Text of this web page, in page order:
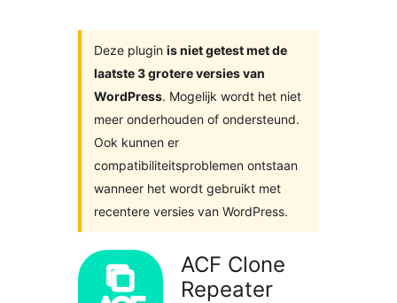
Deze plugin is niet getest met de
laatste 3 grotere versies van
WordPress. Mogelijk wordt het niet
meer onderhouden of ondersteund.
Ook kunnen er
compatibiliteitsproblemen ontstaan
wanneer het wordt gebruikt met
recentere versies van WordPress.
ACF Clone
Repeater